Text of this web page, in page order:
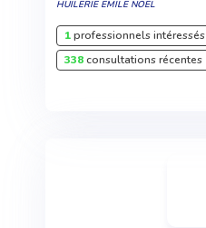
HUILERIE EMILE NOEL
1professionnels intéressés
338consultations récentes